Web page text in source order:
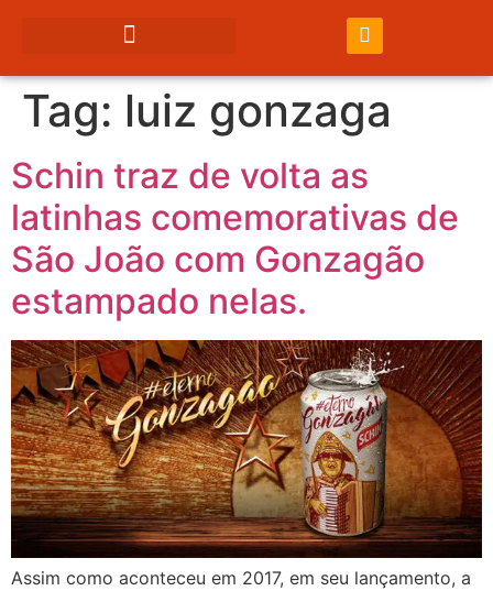
Tag: luiz gonzaga
Schin traz de volta as
latinhas comemorativas de
São João com Gonzagão
estampado nelas.
Assim como aconteceu em 2017, em seu lançamento, a